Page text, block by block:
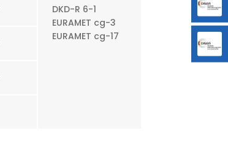
DKD-R 6-1
EURAMET cg-3
EURAMET cg-17